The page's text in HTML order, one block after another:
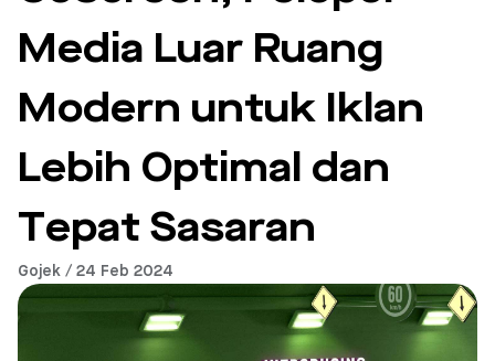
Media Luar Ruang
Modern untuk Iklan
Lebih Optimal dan
Tepat Sasaran
Gojek / 24 Feb 2024